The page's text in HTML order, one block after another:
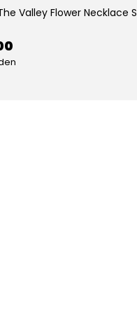
Valley Flower Necklace S